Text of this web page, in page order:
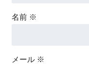
名前 ※
メール ※